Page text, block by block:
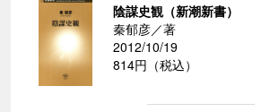
陰謀史観（新潮新書）
秦郁彦／著
2012/10/19
814円（税込）